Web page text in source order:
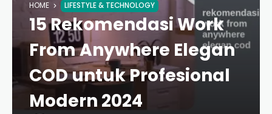
HOME LIFESTYLE & TECHNOLOGY
15 Rekomendasi Work
From Anywhere Elegan
COD untuk Profesional
Modern 2024